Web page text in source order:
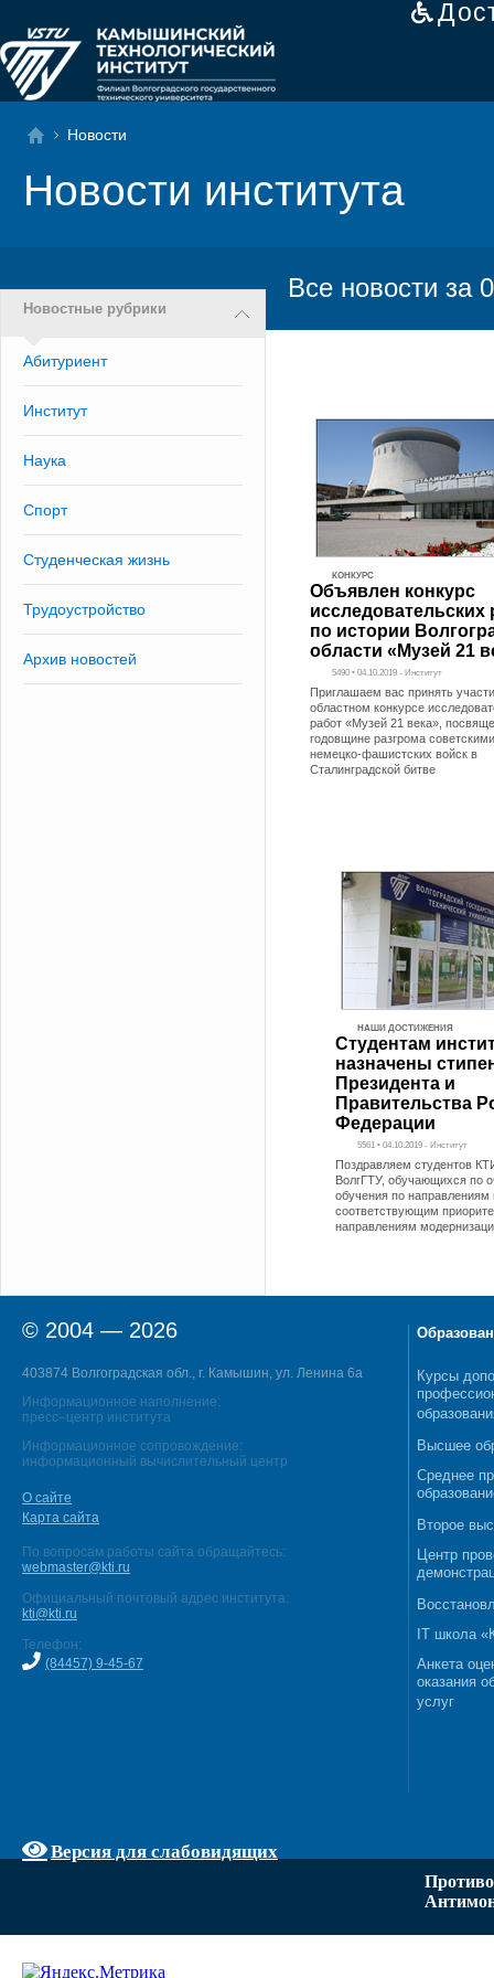
Новости
Новости института
Новостные рубрики
Абитуриент
Институт
Наука
Спорт
Студенческая жизнь
Трудоустройство
Архив новостей
Все новости за
КОНКУРС
Объявлен конкурс
исследовательских
по истории
области «Музей 21
5490 • 04.10.2019 - Институт
Приглашаем вас принять
областном конкурсе
работ «Музей 21 века»,
годовщине разгрома
немецко-фашистских войск в
Сталинградской битве
НАШИ ДОСТИЖЕНИЯ
Студентам
назначены
Президента и
Правительства
Федерации
5561 • 04.10.2019 - Институт
Поздравляем студентов
ВолгГТУ, обучающихся по
обучения по направлениям
соответствующим
направлениям
© 2004 — 2026
403874 Волгоградская обл., г. Камышин, ул. Ленина 6а
Информационное наполнение:
пресс–центр института
Информационное сопровождение:
информационный вычислительный центр
О сайте
Карта сайта
По вопросам работы сайта обращайтесь:
webmaster@kti.ru
Официальный почтовый адрес института:
kti@kti.ru
Телефон:
(84457) 9-45-67
Версия для слабовидящих
Курсы
Высшее
Среднее
Второе
Центр
IT школа
Анкета
оказания
услуг